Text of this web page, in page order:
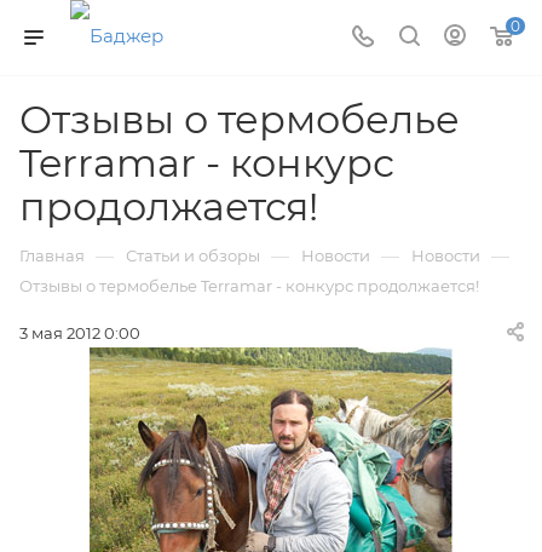
0
Отзывы о термобелье
Terramar - конкурс
продолжается!
Главная — Статьи и обзоры — Новости — Новости —
Отзывы о термобелье Terramar - конкурс продолжается!
3 мая 2012 0:00